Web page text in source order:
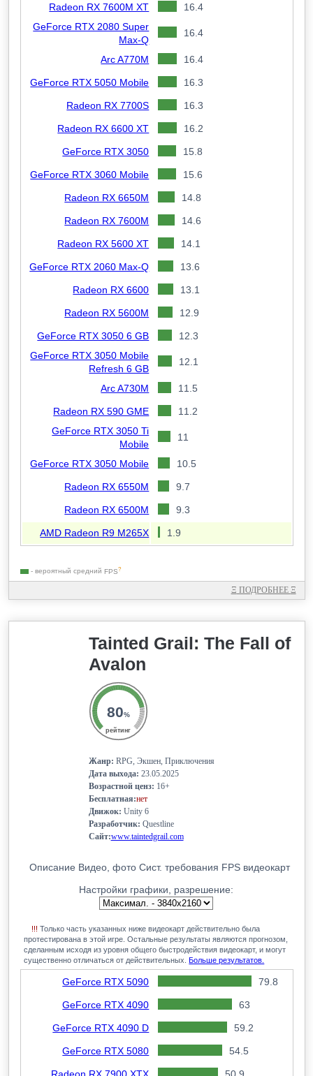
Radeon RX 7600M XT
16.4
GeForce RTX 2080 Super
Max-Q
16.4
Arc A770M 16.4
GeForce RTX 5050 Mobile 16.3
Radeon RX 7700S 16.3
Radeon RX 6600 XT 16.2
GeForce RTX 3050 15.8
GeForce RTX 3060 Mobile 15.6
Radeon RX 6650M 14.8
Radeon RX 7600M 14.6
Radeon RX 5600 XT 14.1
GeForce RTX 2060 Max-Q 13.6
Radeon RX 6600 13.1
Radeon RX 5600M 12.9
GeForce RTX 3050 6 GB
12.3
GeForce RTX 3050 Mobile
Refresh 6 GB
12.1
Arc A730M 11.5
Radeon RX 590 GME
11.2
GeForce RTX 3050 Ti
Mobile
11
GeForce RTX 3050 Mobile 10.5
Radeon RX 6550M 9.7
Radeon RX 6500M 9.3
AMD Radeon R9 M265X 1.9
- вероятный средний FPS?
Ξ ПОДРОБНЕЕ Ξ
Tainted Grail: The Fall of
Avalon
80%
рейтинг
Жанр: RPG, Экшен, Приключения
Дата выхода: 23.05.2025
Возрастной ценз: 16+
Бесплатная:нет
Движок: Unity 6
Разработчик: Questline
Сайт:www.taintedgrail.com
Описание Видео, фото Сист. требования FPS видеокарт
Настройки графики, разрешение:
!!! Только часть указанных ниже видеокарт действительно была
протестирована в этой игре. Остальные результаты являются прогнозом,
сделанным исходя из уровня общего быстродействия видеокарт, и могут
существенно отличаться от действительных.Больше результатов.
GeForce RTX 5090 79.8
GeForce RTX 4090 63
GeForce RTX 4090 D 59.2
GeForce RTX 5080 54.5
Radeon RX 7900 XTX 50.9